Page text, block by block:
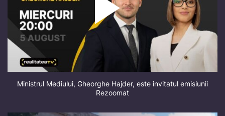
Ministrul Mediului, Gheorghe Hajder, este invitatul emisiunii
Rezoomat